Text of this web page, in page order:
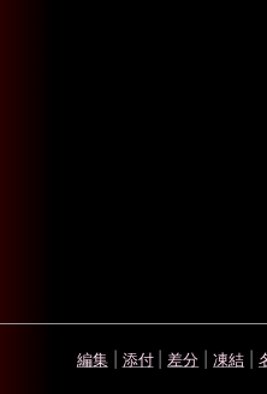
編集 添付 差分 凍結